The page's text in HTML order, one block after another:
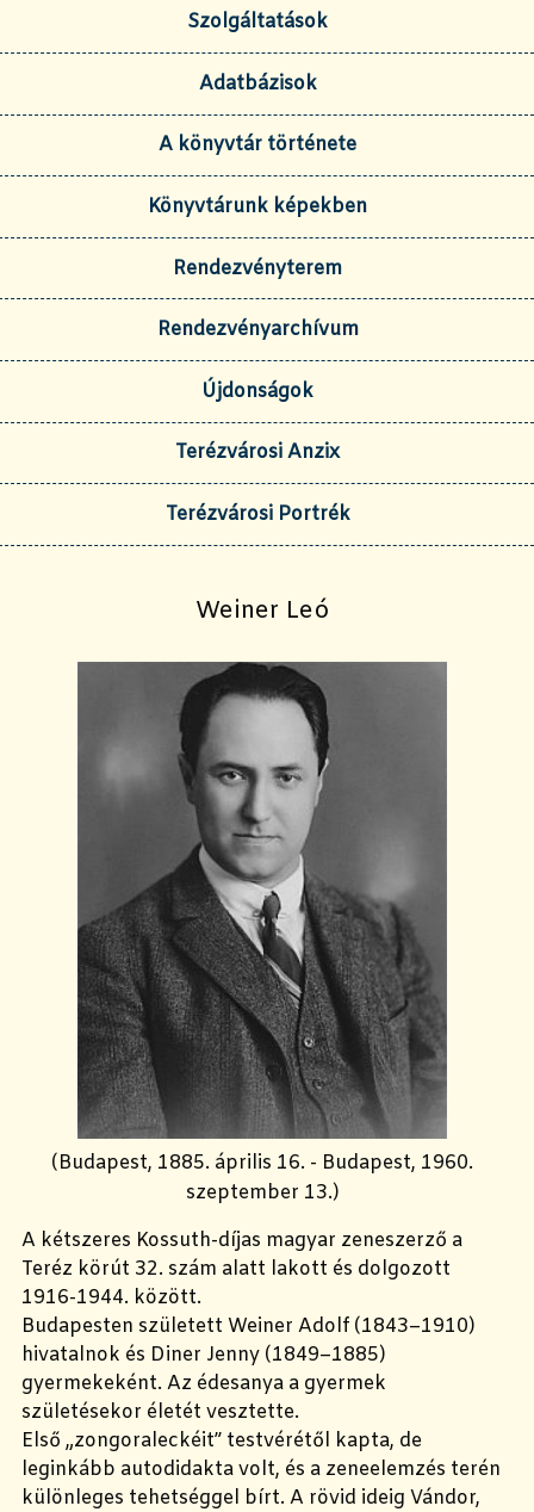
Szolgáltatások
Adatbázisok
A könyvtár története
Könyvtárunk képekben
Rendezvényterem
Rendezvényarchívum
Újdonságok
Terézvárosi Anzix
Terézvárosi Portrék
Weiner Leó
(Budapest, 1885. április 16. - Budapest, 1960.
szeptember 13.)
A kétszeres Kossuth-díjas magyar zeneszerző a
Teréz körút 32. szám alatt lakott és dolgozott
1916-1944. között.
Budapesten született Weiner Adolf (1843–1910)
hivatalnok és Diner Jenny (1849–1885)
gyermekeként. Az édesanya a gyermek
születésekor életét vesztette.
Első „zongoraleckéit” testvérétől kapta, de
leginkább autodidakta volt, és a zeneelemzés terén
különleges tehetséggel bírt. A rövid ideig Vándor,